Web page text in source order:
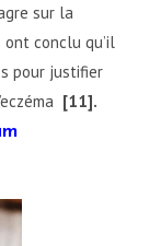
sur la
conclu qu’il
pour justifier
[11].